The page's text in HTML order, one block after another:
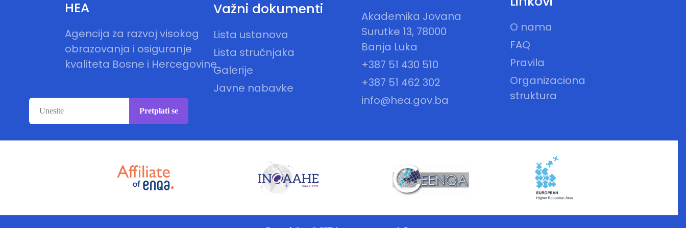
HEA
Agencija za razvoj visokog
obrazovanja i osiguranje
kvaliteta Bosne i Hercegovine
Važni dokumenti
Lista ustanova
Lista stručnjaka
Galerije
Javne nabavke
Akademika Jovana
Surutke 13, 78000
Banja Luka
+387 51 430 510
+387 51 462 302
info@hea.gov.ba
O nama
FAQ
Pravila
Organizaciona
struktura
Pretplati se